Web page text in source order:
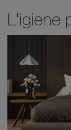
L'igiene